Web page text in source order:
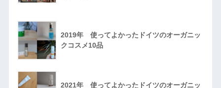
2019年 使ってよかったドイツのオーガニッ
クコスメ10品
2021年 使ってよかったドイツのオーガニッ